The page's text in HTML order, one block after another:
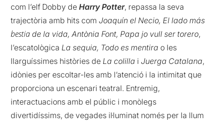
com l’elf Dobby deHarry Potter, repassa la seva
trajectòria amb hits comJoaquín el Necio, Ellado más
bestia de la vida, Antònia Font, Papa jo vull ser torero,
l’escatològica Lasequia, Todo esmentira o les
llarguíssimes històries de Lacolilla iJuerga Catalana,
idònies per escoltar-les amb l’atenció i la intimitat que
proporciona un escenari teatral. Entremig,
interactuacions amb el públic i monòlegs
divertidíssims, de vegades il·luminat només per la llum